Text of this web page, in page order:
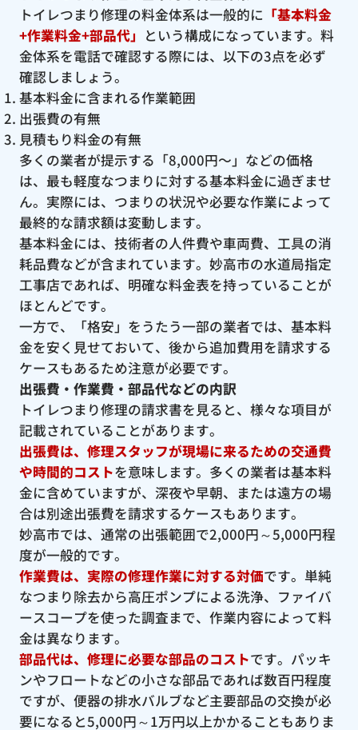
トイレつまり修理の料金体系は一般的に 「基本料金
+作業料金+部品代」 という構成になっています。料
金体系を電話で確認する際には、以下の3点を必ず
確認しましょう。
基本料金に含まれる作業範囲
出張費の有無
見積もり料金の有無
多くの業者が提示する「8,000円〜」などの価格
は、最も軽度なつまりに対する基本料金に過ぎませ
ん。実際には、つまりの状況や必要な作業によって
最終的な請求額は変動します。
基本料金には、技術者の人件費や車両費、工具の消
耗品費などが含まれています。妙高市の水道局指定
工事店であれば、明確な料金表を持っていることが
ほとんどです。
一方で、「格安」をうたう一部の業者では、基本料
金を安く見せておいて、後から追加費用を請求する
ケースもあるため注意が必要です。
出張費・作業費・部品代などの内訳
トイレつまり修理の請求書を見ると、様々な項目が
記載されていることがあります。
出張費は、修理スタッフが現場に来るための交通費
や時間的コストを意味します。多くの業者は基本料
金に含めていますが、深夜や早朝、または遠方の場
合は別途出張費を請求するケースもあります。
妙高市では、通常の出張範囲で2,000円～5,000円程
度が一般的です。
作業費は、実際の修理作業に対する対価です。単純
なつまり除去から高圧ポンプによる洗浄、ファイバ
ースコープを使った調査まで、作業内容によって料
金は異なります。
部品代は、修理に必要な部品のコストです。パッキ
ンやフロートなどの小さな部品であれば数百円程度
ですが、便器の排水バルブなど主要部品の交換が必
要になると5,000円～1万円以上かかることもありま